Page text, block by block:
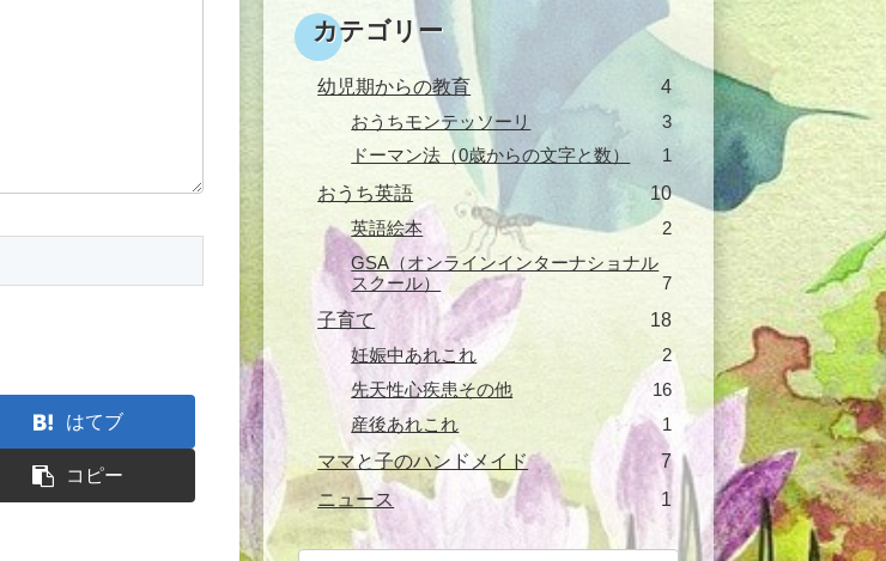
はてブ
コピー
カテゴリー
幼児期からの教育 4
おうちモンテッソーリ
3
ドーマン法（0歳からの文字と数）
1
おうち英語 10
英語絵本
2
GSA（オンラインインターナショナル
スクール）
7
子育て 18
妊娠中あれこれ
2
先天性心疾患その他
16
産後あれこれ
1
ママと子のハンドメイド
7
ニュース
1